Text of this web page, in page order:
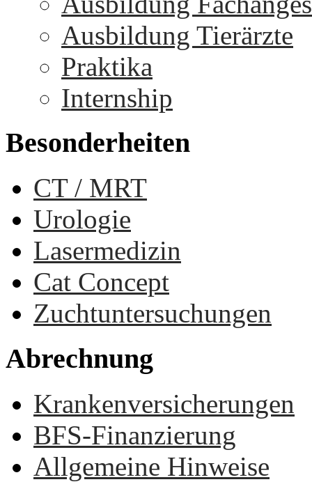
Ausbildung Tierärzte
Praktika
Internship
Besonderheiten
CT / MRT
Urologie
Lasermedizin
Cat Concept
Zuchtuntersuchungen
Abrechnung
Krankenversicherungen
BFS-Finanzierung
Allgemeine Hinweise